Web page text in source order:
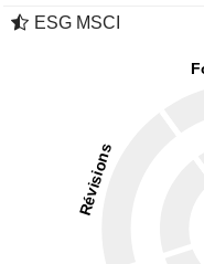
ESG MSCI